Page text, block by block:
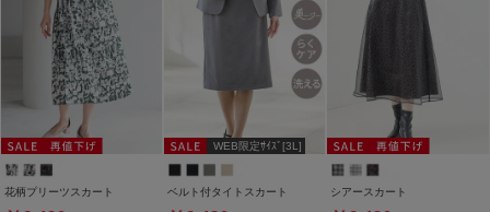
花柄プリーツスカート
WEB限定ｻｲｽﾞ[3L]
ベルト付タイトスカート シアースカート